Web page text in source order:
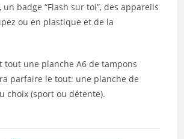
un badge “Flash sur toi”, des appareils
ou en plastique et de la
tout une planche A6 de tampons
parfaire le tout: une planche de
choix (sport ou détente).